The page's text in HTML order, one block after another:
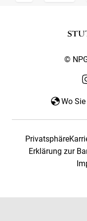
©
Wo
Privatsphäre
Erklärung zur